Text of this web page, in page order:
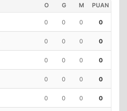
O G M PUAN
0 0 0 0
0 0 0 0
0 0 0 0
0 0 0 0
0 0 0 0